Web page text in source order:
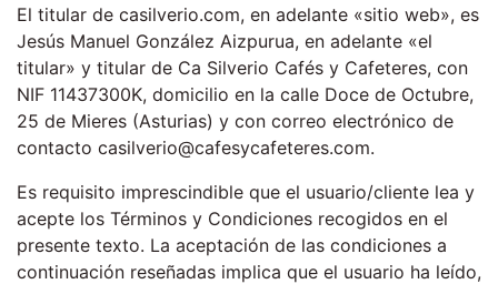
El titular de casilverio.com, en adelante «sitio web», es
Jesús Manuel González Aizpurua, en adelante «el
titular» y titular de Ca Silverio Cafés y Cafeteres, con
NIF 11437300K, domicilio en la calle Doce de Octubre,
25 de Mieres (Asturias) y con correo electrónico de
contacto casilverio@cafesycafeteres.com.
Es requisito imprescindible que el usuario/cliente lea y
acepte los Términos y Condiciones recogidos en el
presente texto. La aceptación de las condiciones a
continuación reseñadas implica que el usuario ha leído,